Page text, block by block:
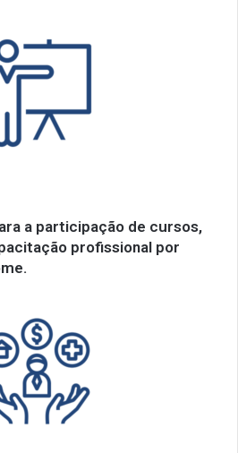
a participação de cursos,
profissional por